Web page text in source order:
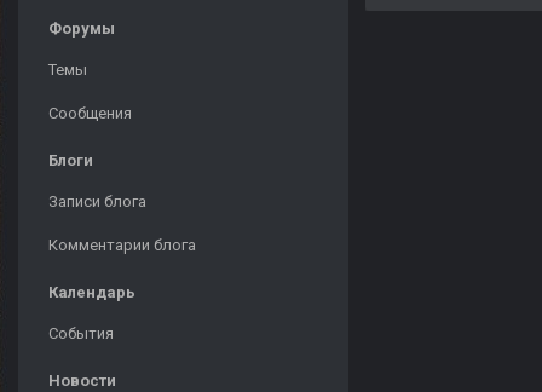
Форумы
Темы
Сообщения
Блоги
Записи блога
Комментарии блога
Календарь
События
Новости